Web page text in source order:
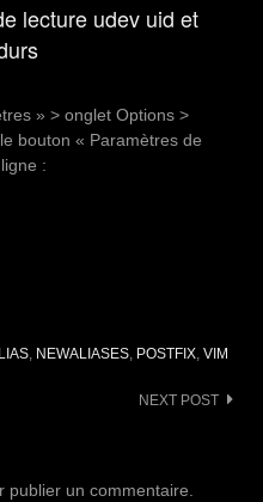
lecture udev uid et
» > onglet Options >
bouton « Paramètres de
:
, NEWALIASES, POSTFIX, VIM
NEXT POST
publier un commentaire.